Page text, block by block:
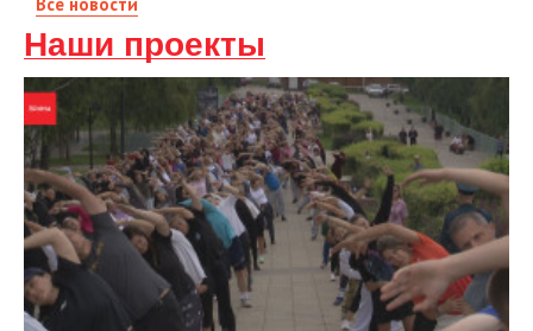
Наши проекты